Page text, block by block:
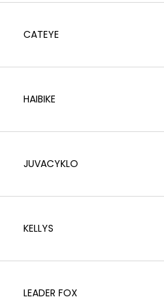
CATEYE
HAIBIKE
JUVACYKLO
KELLYS
LEADER FOX